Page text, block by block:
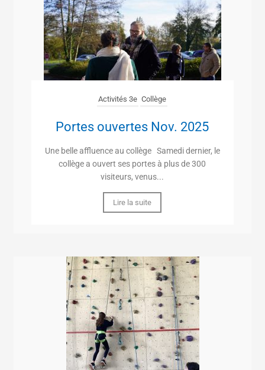
Activités 3e Collège
Portes ouvertes Nov. 2025
Une belle affluence au collège Samedi dernier, le
collège a ouvert ses portes à plus de 300
visiteurs, venus...
Lire la suite